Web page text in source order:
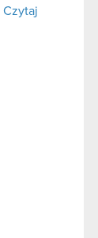
Czytaj